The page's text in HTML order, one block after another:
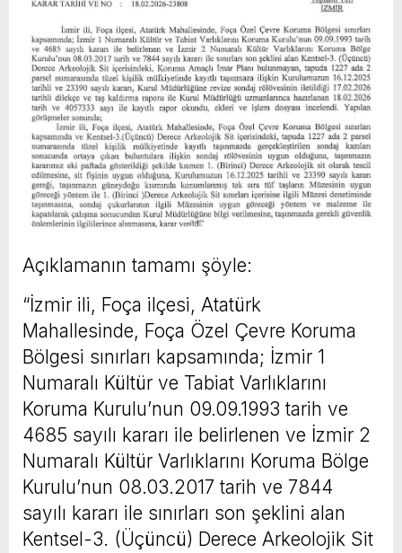
Açıklamanın tamamı şöyle:
“İzmir ili, Foça ilçesi, Atatürk
Mahallesinde, Foça Özel Çevre Koruma
Bölgesi sınırları kapsamında; İzmir 1
Numaralı Kültür ve Tabiat Varlıklarını
Koruma Kurulu’nun 09.09.1993 tarih ve
4685 sayılı kararı ile belirlenen ve İzmir 2
Numaralı Kültür Varlıklarını Koruma Bölge
Kurulu’nun 08.03.2017 tarih ve 7844
sayılı kararı ile sınırları son şeklini alan
Kentsel-3. (Üçüncü) Derece Arkeolojik Sit